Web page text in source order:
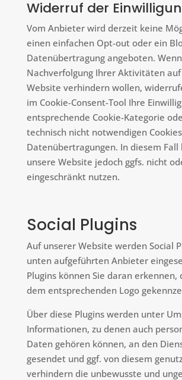
Widerruf der
Vom Anbieter wird derzeit keine
einen einfachen Opt-out oder ein
Datenübertragung angeboten.
Nachverfolgung Ihrer Aktivitäten
Website verhindern wollen,
im Cookie-Consent-Tool Ihre
entsprechende Cookie-Kategorie
technisch nicht notwendigen
Datenübertragungen. In diesem Fall
unsere Website jedoch ggfs. nicht
eingeschränkt nutzen.
Social Plugins
Auf unserer Website werden Social
unten aufgeführten Anbieter
Plugins können Sie daran erkennen,
dem entsprechenden Logo
Über diese Plugins werden unter
Informationen, zu denen auch
Daten gehören können, an den
gesendet und ggf. von diesem
verhindern die unbewusste und